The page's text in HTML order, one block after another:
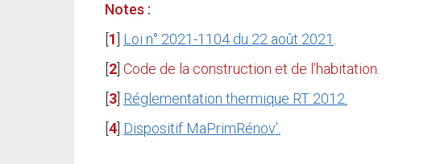
Notes :
1 Loi n° 2021-1104 du 22 août 2021 .
2 Code de la construction et de l’habitation.
3 Réglementation thermique RT 2012.
4 Dispositif MaPrimRénov’.